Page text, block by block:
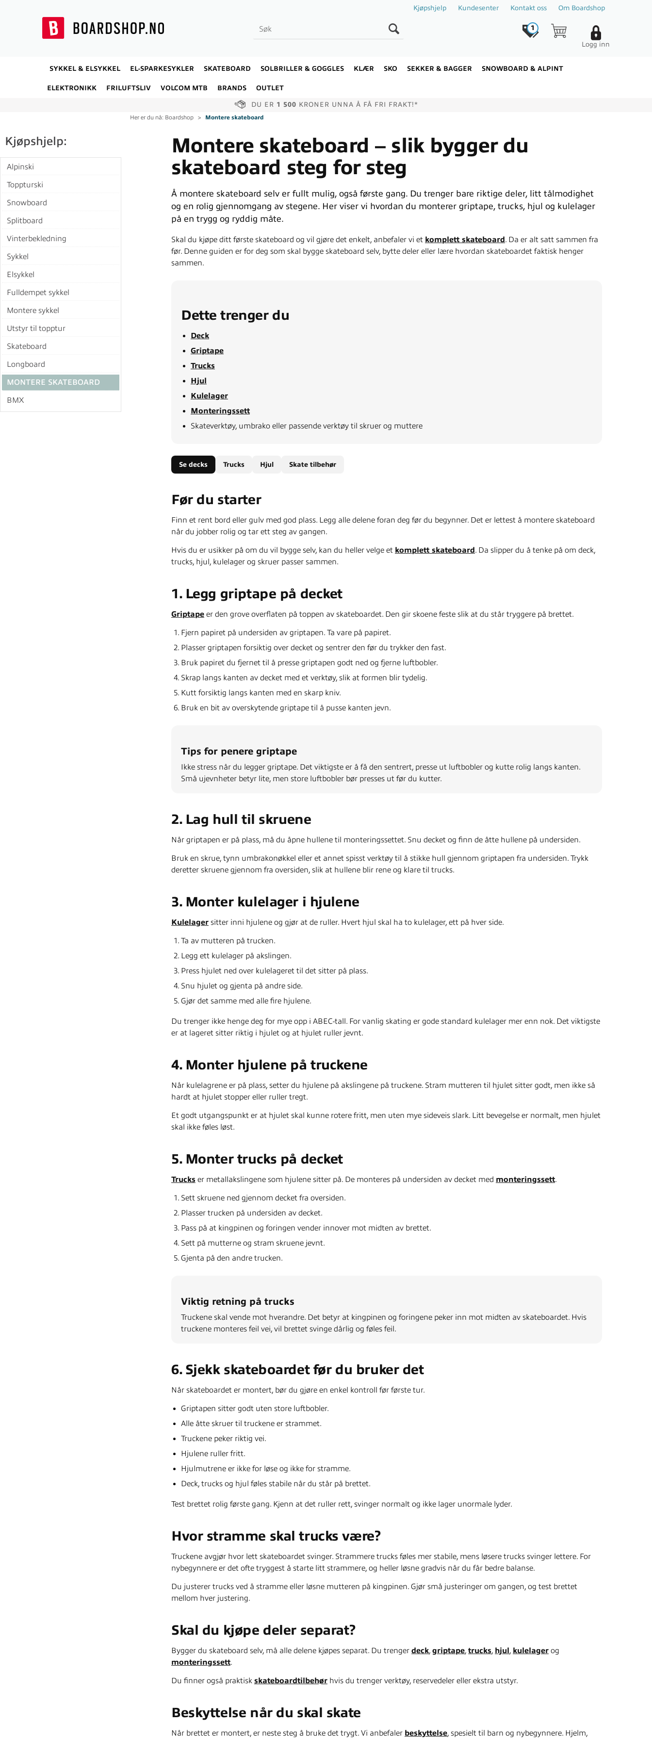
Kjøpshjelp Kundesenter Kontakt oss Om Boardshop
Logg inn
1
SYKKEL & ELSYKKEL EL-SPARKESYKLER SKATEBOARD SOLBRILLER & GOGGLES KLÆR SKO SEKKER & BAGGER SNOWBOARD & ALPINT
ELEKTRONIKK FRILUFTSLIV VOLCOM MTB BRANDS OUTLET
DU ER 1 500 KRONER UNNA Å FÅ FRI FRAKT!*
Her er du nå: Boardshop > Montere skateboard
Kjøpshjelp:
Alpinski
Toppturski
Snowboard
Splitboard
Vinterbekledning
Sykkel
Elsykkel
Fulldempet sykkel
Montere sykkel
Utstyr til topptur
Skateboard
Longboard
MONTERE SKATEBOARD
BMX
Montere skateboard – slik bygger du
skateboard steg for steg
Å montere skateboard selv er fullt mulig, også første gang. Du trenger bare riktige deler, litt tålmodighet
og en rolig gjennomgang av stegene. Her viser vi hvordan du monterer griptape, trucks, hjul og kulelager
på en trygg og ryddig måte.
Skal du kjøpe ditt første skateboard og vil gjøre det enkelt, anbefaler vi et komplett skateboard. Da er alt satt sammen fra
før. Denne guiden er for deg som skal bygge skateboard selv, bytte deler eller lære hvordan skateboardet faktisk henger
sammen.
Dette trenger du
Deck
Griptape
Trucks
Hjul
Kulelager
Monteringssett
Skateverktøy, umbrako eller passende verktøy til skruer og muttere
Se decks Trucks Hjul Skate tilbehør
Før du starter
Finn et rent bord eller gulv med god plass. Legg alle delene foran deg før du begynner. Det er lettest å montere skateboard
når du jobber rolig og tar ett steg av gangen.
Hvis du er usikker på om du vil bygge selv, kan du heller velge et komplett skateboard. Da slipper du å tenke på om deck,
trucks, hjul, kulelager og skruer passer sammen.
1. Legg griptape på decket
Griptape er den grove overflaten på toppen av skateboardet. Den gir skoene feste slik at du står tryggere på brettet.
Fjern papiret på undersiden av griptapen. Ta vare på papiret.
Plasser griptapen forsiktig over decket og sentrer den før du trykker den fast.
Bruk papiret du fjernet til å presse griptapen godt ned og fjerne luftbobler.
Skrap langs kanten av decket med et verktøy, slik at formen blir tydelig.
Kutt forsiktig langs kanten med en skarp kniv.
Bruk en bit av overskytende griptape til å pusse kanten jevn.
Tips for penere griptape
Ikke stress når du legger griptape. Det viktigste er å få den sentrert, presse ut luftbobler og kutte rolig langs kanten.
Små ujevnheter betyr lite, men store luftbobler bør presses ut før du kutter.
2. Lag hull til skruene
Når griptapen er på plass, må du åpne hullene til monteringssettet. Snu decket og finn de åtte hullene på undersiden.
Bruk en skrue, tynn umbrakonøkkel eller et annet spisst verktøy til å stikke hull gjennom griptapen fra undersiden. Trykk
deretter skruene gjennom fra oversiden, slik at hullene blir rene og klare til trucks.
3. Monter kulelager i hjulene
Kulelager sitter inni hjulene og gjør at de ruller. Hvert hjul skal ha to kulelager, ett på hver side.
Ta av mutteren på trucken.
Legg ett kulelager på akslingen.
Press hjulet ned over kulelageret til det sitter på plass.
Snu hjulet og gjenta på andre side.
Gjør det samme med alle fire hjulene.
Du trenger ikke henge deg for mye opp i ABEC-tall. For vanlig skating er gode standard kulelager mer enn nok. Det viktigste
er at lageret sitter riktig i hjulet og at hjulet ruller jevnt.
4. Monter hjulene på truckene
Når kulelagrene er på plass, setter du hjulene på akslingene på truckene. Stram mutteren til hjulet sitter godt, men ikke så
hardt at hjulet stopper eller ruller tregt.
Et godt utgangspunkt er at hjulet skal kunne rotere fritt, men uten mye sideveis slark. Litt bevegelse er normalt, men hjulet
skal ikke føles løst.
5. Monter trucks på decket
Trucks er metallakslingene som hjulene sitter på. De monteres på undersiden av decket med monteringssett.
Sett skruene ned gjennom decket fra oversiden.
Plasser trucken på undersiden av decket.
Pass på at kingpinen og foringen vender innover mot midten av brettet.
Sett på mutterne og stram skruene jevnt.
Gjenta på den andre trucken.
Viktig retning på trucks
Truckene skal vende mot hverandre. Det betyr at kingpinen og foringene peker inn mot midten av skateboardet. Hvis
truckene monteres feil vei, vil brettet svinge dårlig og føles feil.
6. Sjekk skateboardet før du bruker det
Når skateboardet er montert, bør du gjøre en enkel kontroll før første tur.
Griptapen sitter godt uten store luftbobler.
Alle åtte skruer til truckene er strammet.
Truckene peker riktig vei.
Hjulene ruller fritt.
Hjulmutrene er ikke for løse og ikke for stramme.
Deck, trucks og hjul føles stabile når du står på brettet.
Test brettet rolig første gang. Kjenn at det ruller rett, svinger normalt og ikke lager unormale lyder.
Hvor stramme skal trucks være?
Truckene avgjør hvor lett skateboardet svinger. Strammere trucks føles mer stabile, mens løsere trucks svinger lettere. For
nybegynnere er det ofte tryggest å starte litt strammere, og heller løsne gradvis når du får bedre balanse.
Du justerer trucks ved å stramme eller løsne mutteren på kingpinen. Gjør små justeringer om gangen, og test brettet
mellom hver justering.
Skal du kjøpe deler separat?
Bygger du skateboard selv, må alle delene kjøpes separat. Du trenger deck, griptape, trucks, hjul, kulelager og
monteringssett.
Du finner også praktisk skateboardtilbehør hvis du trenger verktøy, reservedeler eller ekstra utstyr.
Beskyttelse når du skal skate
Når brettet er montert, er neste steg å bruke det trygt. Vi anbefaler beskyttelse, spesielt til barn og nybegynnere. Hjelm,